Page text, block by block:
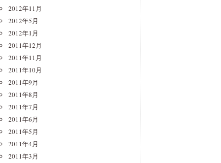
2012年11月
2012年5月
2012年1月
2011年12月
2011年11月
2011年10月
2011年9月
2011年8月
2011年7月
2011年6月
2011年5月
2011年4月
2011年3月